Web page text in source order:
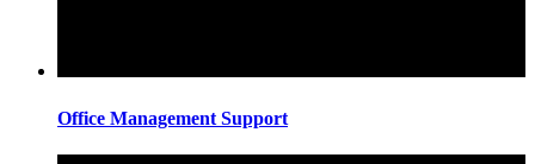
Office Management Support